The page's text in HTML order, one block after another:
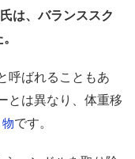
は、バランススク
呼ばれることもあ
とは異なり、体重移
です。